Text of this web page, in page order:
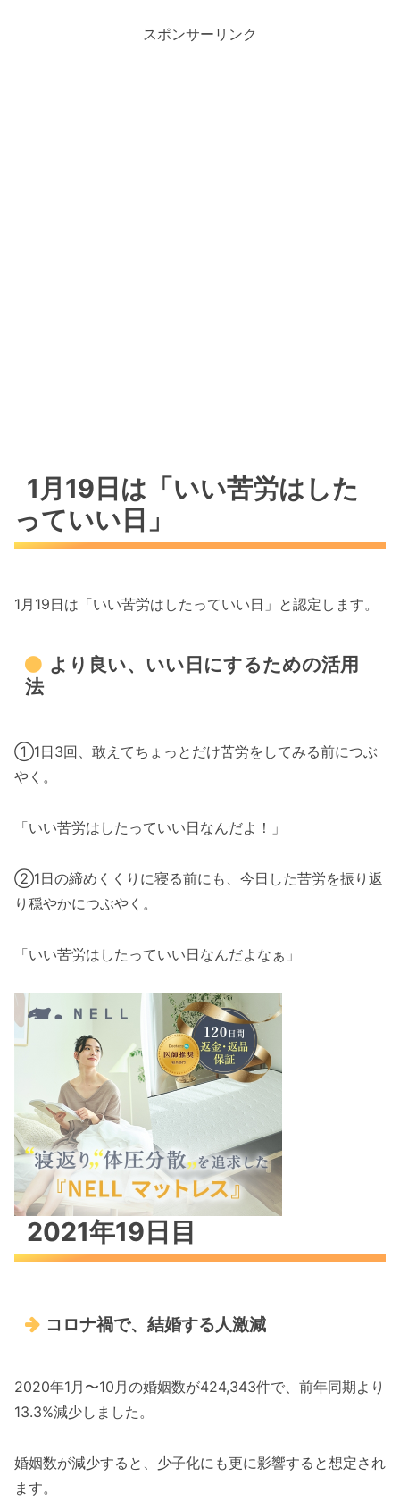
より良い、いい日にするための活用法
スポンサーリンク
1月19日は「いい苦労はした
っていい日」
1月19日は「いい苦労はしたっていい日」と認定します。
より良い、いい日にするための活用
法
①1日3回、敢えてちょっとだけ苦労をしてみる前につぶ
やく。
「いい苦労はしたっていい日なんだよ！」
②1日の締めくくりに寝る前にも、今日した苦労を振り返
り穏やかにつぶやく。
「いい苦労はしたっていい日なんだよなぁ」
2021年19日目
コロナ禍で、結婚する人激減
2020年1月〜10月の婚姻数が424,343件で、前年同期より
13.3%減少しました。
婚姻数が減少すると、少子化にも更に影響すると想定され
ます。